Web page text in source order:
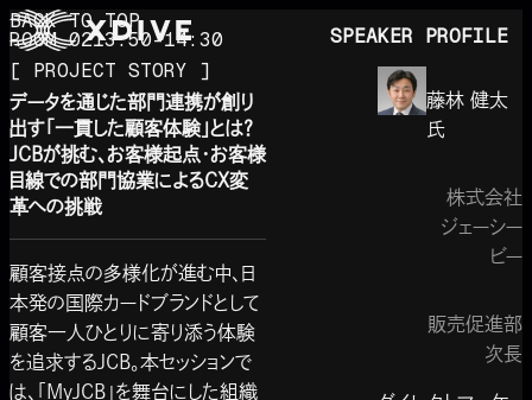
BACK TO TOP
ROOM 0213:50-14:30
[ PROJECT STORY ]
データを通じた部門連携が創り
出す「一貫した顧客体験」とは？
JCBが挑む、お客様起点・お客様
目線での部門協業によるCX変
革への挑戦
顧客接点の多様化が進む中、日
本発の国際カードブランドとして
顧客一人ひとりに寄り添う体験
を追求するJCB。本セッションで
は、「MyJCB」を舞台にした組織
SPEAKER PROFILE
藤林 健太
氏
株式会社
ジェーシー
ビー
販売促進部
次長